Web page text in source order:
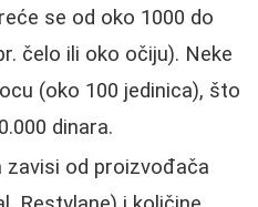
se od oko 1000 do
čelo ili oko očiju). Neke
(oko 100 jedinica), što
dinara.
zavisi od proizvođača